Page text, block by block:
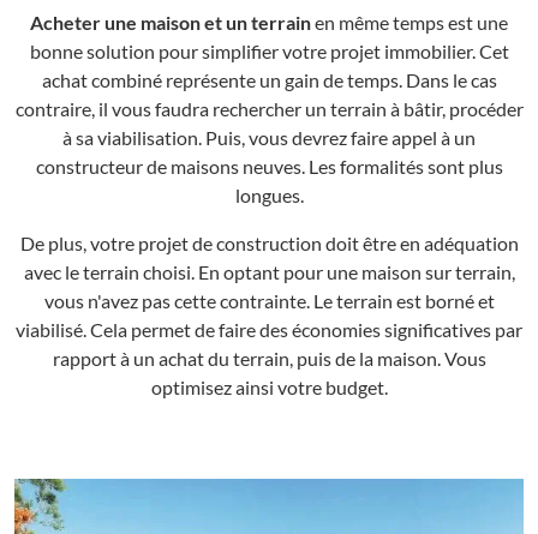
Acheter une maison et un terrainen même temps est une
bonne solution pour simplifier votre projet immobilier. Cet
achat combiné représente un gain de temps. Dans le cas
contraire, il vous faudra rechercher un terrain à bâtir, procéder
à sa viabilisation. Puis, vous devrez faire appel à un
constructeur de maisons neuves. Les formalités sont plus
longues.
De plus, votre projet de construction doit être en adéquation
avec le terrain choisi. En optant pour une maison sur terrain,
vous n'avez pas cette contrainte. Le terrain est borné et
viabilisé. Cela permet de faire des économies significatives par
rapport à un achat du terrain, puis de la maison. Vous
optimisez ainsi votre budget.